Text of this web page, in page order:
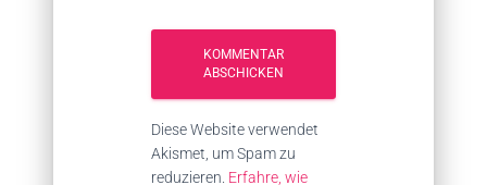
Diese Website verwendet
Akismet, um Spam zu
reduzieren. Erfahre, wie